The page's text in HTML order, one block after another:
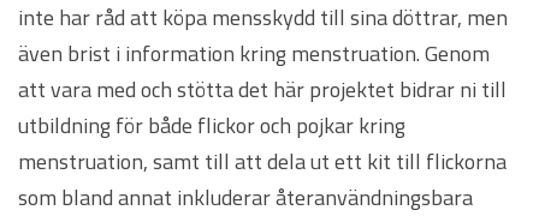
inte har råd att köpa mensskydd till sina döttrar, men
även brist i information kring menstruation. Genom
att vara med och stötta det här projektet bidrar ni till
utbildning för både flickor och pojkar kring
menstruation, samt till att dela ut ett kit till flickorna
som bland annat inkluderar återanvändningsbara